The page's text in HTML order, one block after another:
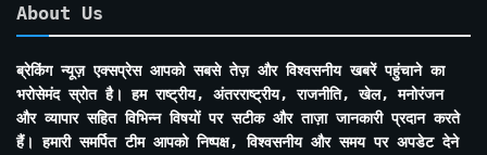
About Us
ब्रेकिंग न्यूज़ एक्सप्रेस आपको सबसे तेज़ और विश्वसनीय खबरें पहुंचाने का
भरोसेमंद स्रोत है। हम राष्ट्रीय, अंतरराष्ट्रीय, राजनीति, खेल, मनोरंजन
और व्यापार सहित विभिन्न विषयों पर सटीक और ताज़ा जानकारी प्रदान करते
हैं। हमारी समर्पित टीम आपको निष्पक्ष, विश्वसनीय और समय पर अपडेट देने